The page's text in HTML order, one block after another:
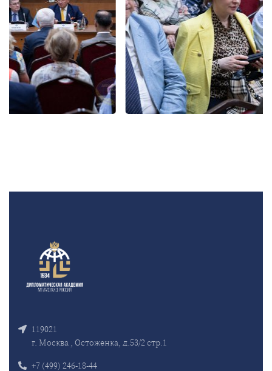
119021
г. Москва , Остоженка, д.53/2 стр.1
+7 (499) 246-18-44